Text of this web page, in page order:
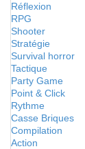
Réflexion
RPG
Shooter
Stratégie
Survival horror
Tactique
Party Game
Point & Click
Rythme
Casse Briques
Compilation
Action